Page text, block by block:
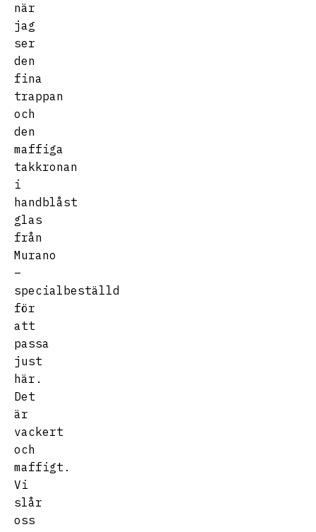
när
jag
ser
den
fina
trappan
och
den
maffiga
takkronan
i
handblåst
glas
från
Murano
–
specialbeställd
för
att
passa
just
här.
Det
är
vackert
och
maffigt.
Vi
slår
oss